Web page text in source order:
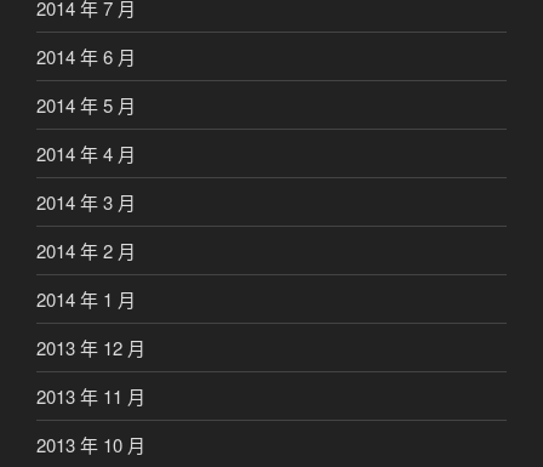
2014 年 7 月
2014 年 6 月
2014 年 5 月
2014 年 4 月
2014 年 3 月
2014 年 2 月
2014 年 1 月
2013 年 12 月
2013 年 11 月
2013 年 10 月